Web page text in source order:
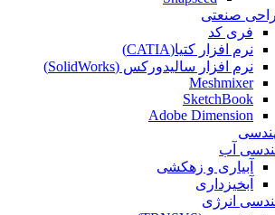
صنعتی
فری کد
نرم افزار کتیا(CATIA)
نرم افزار سالیدورکس (SolidWorks)
Meshmixer
SketchBook
Adobe Dimension
آب
آبیاری و زهکشی
آبخیزداری
انرژی